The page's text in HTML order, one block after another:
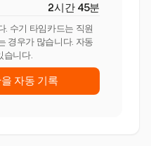
2시간 45분
. 수기 타임카드는 직원
경우가 많습니다. 자동
습니다.
자동 기록